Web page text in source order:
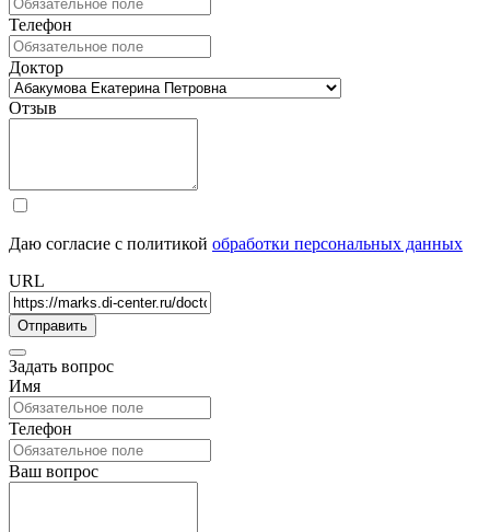
Телефон
Доктор
Отзыв
Даю согласие с политикой обработки персональных данных
URL
Задать вопрос
Имя
Телефон
Ваш вопрос